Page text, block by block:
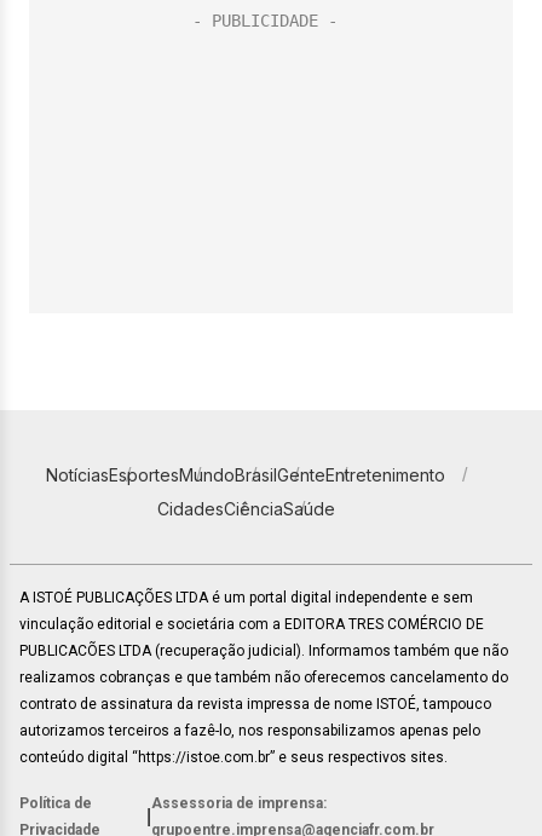
NotíciasEsportesMundoBrasilGenteEntretenimento
CidadesCiênciaSaúde
A ISTOÉ PUBLICAÇÕES LTDA é um portal digital independente e sem
vinculação editorial e societária com a EDITORA TRES COMÉRCIO DE
PUBLICACÕES LTDA (recuperação judicial). Informamos também que não
realizamos cobranças e que também não oferecemos cancelamento do
contrato de assinatura da revista impressa de nome ISTOÉ, tampouco
autorizamos terceiros a fazê-lo, nos responsabilizamos apenas pelo
conteúdo digital “https://istoe.com.br” e seus respectivos sites.
Política de
Privacidade
Assessoria de imprensa:
grupoentre.imprensa@agenciafr.com.br